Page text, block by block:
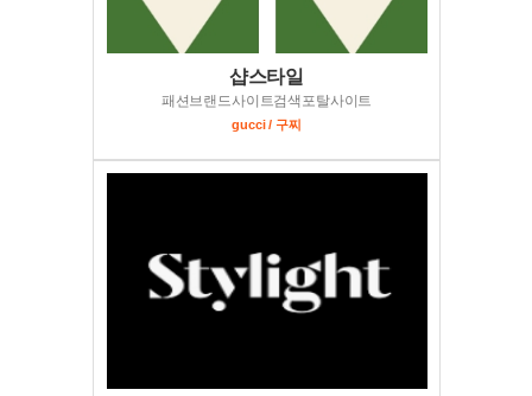
샵스타일
패션브랜드사이트검색포탈사이트
gucci / 구찌